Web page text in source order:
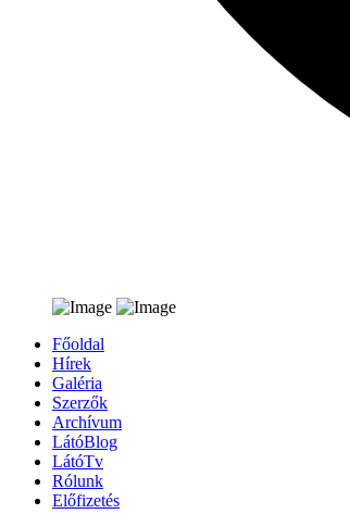
Főoldal
Hírek
Galéria
Szerzők
Archívum
LátóBlog
LátóTv
Rólunk
Előfizetés